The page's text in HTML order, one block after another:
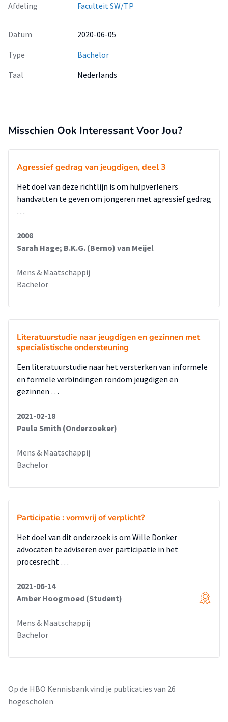
Afdeling
Faculteit SW/TP
Datum
2020-06-05
Type
Bachelor
Taal
Nederlands
Misschien Ook Interessant Voor Jou?
Agressief gedrag van jeugdigen, deel 3
Het doel van deze richtlijn is om hulpverleners
handvatten te geven om jongeren met agressief gedrag
…
2008
Sarah Hage; B.K.G. (Berno) van Meijel
Mens & Maatschappij
Bachelor
Literatuurstudie naar jeugdigen en gezinnen met
specialistische ondersteuning
Een literatuurstudie naar het versterken van informele
en formele verbindingen rondom jeugdigen en
gezinnen …
2021-02-18
Paula Smith (Onderzoeker)
Mens & Maatschappij
Bachelor
Participatie : vormvrij of verplicht?
Het doel van dit onderzoek is om Wille Donker
advocaten te adviseren over participatie in het
procesrecht …
2021-06-14
Amber Hoogmoed (Student)
Mens & Maatschappij
Bachelor
Op de HBO Kennisbank vind je publicaties van 26
hogescholen